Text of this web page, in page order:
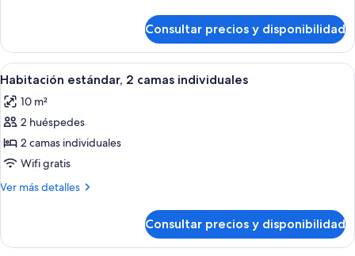
doble
estándar,
cama
Consultar precios y disponibilidad
Abrir
todas
las
fotos
de
Habitación
estándar,
individuales
Una habitación de hotel con cama,
12
Habitación estándar, 2 camas individuales
10 m²
2 huéspedes
2 camas individuales
Wifi gratis
Ver más detalles
Más
estándar,
Consultar precios y disponibilidad